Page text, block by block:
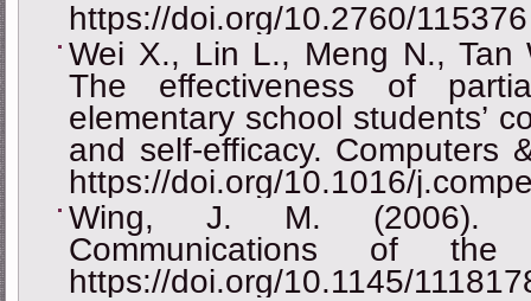
https://doi.org/10.2760/115376
Wei X., Lin L., Meng N.,
The effectiveness of
elementary school students’
and self-efficacy. Computers
https://doi.org/10.1016/
Wing, J. M. (2006).
Communications of
https://doi.org/10.1145/